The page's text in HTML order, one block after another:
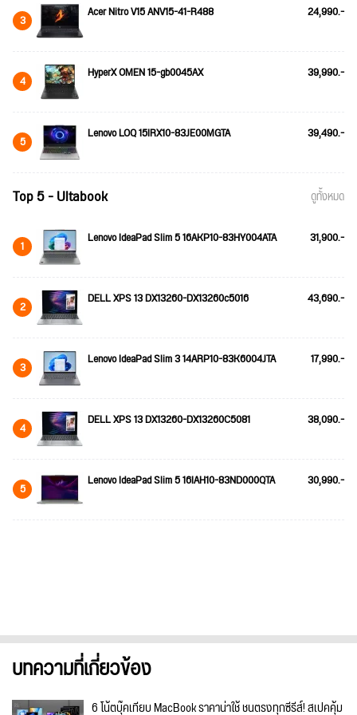
3 Acer Nitro V15 ANV15-41-R488 24,990.-
4 HyperX OMEN 15-gb0045AX 39,990.-
5 Lenovo LOQ 15IRX10-83JE00MGTA 39,490.-
Top 5 - Ultabook ดูทั้งหมด
1 Lenovo IdeaPad Slim 5 16AKP10-83HY004ATA 31,900.-
2 DELL XPS 13 DX13260-DX13260c5016 43,690.-
3 Lenovo IdeaPad Slim 3 14ARP10-83K6004JTA 17,990.-
4 DELL XPS 13 DX13260-DX13260C5081 38,090.-
5 Lenovo IdeaPad Slim 5 16IAH10-83ND000QTA 30,990.-
บทความที่เกี่ยวข้อง
6 โน้ตบุ๊คเทียบ MacBook ราคาน่าใช้ ชนตรงทุกซีรีส์! สเปคคุ้ม